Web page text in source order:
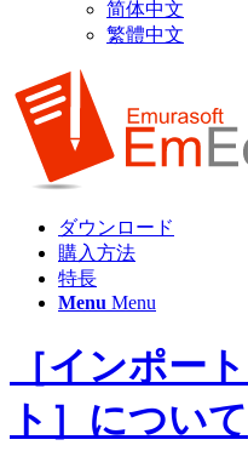
简体中文
繁體中文
ダウンロード
購入方法
特長
Menu Menu
［インポー
ト］について